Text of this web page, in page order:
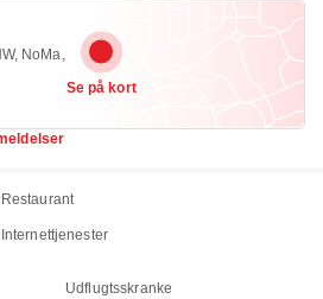
NoMa,
Se på kort
Restaurant
Internettjenester
Udflugtsskranke